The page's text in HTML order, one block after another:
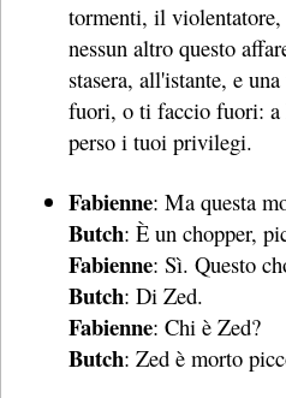
tormenti, il
nessun altro questo
stasera, all'istante, e
fuori, o ti faccio fuori: a
perso i tuoi privilegi.
Fabienne: Ma questa
Butch: È un chopper,
Fabienne: Sì. Questo
Butch: Di Zed.
Fabienne: Chi è Zed?
Butch: Zed è morto